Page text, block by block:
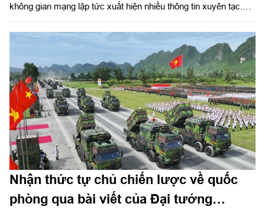
không gian mạng lập tức xuất hiện nhiều thông tin xuyên tạc.
bản chất, kích động hoài nghi, nhằm làm suy giảm niềm tin của
Nhận thức tự chủ chiến lược về quốc
phòng qua bài viết của Đại tướng